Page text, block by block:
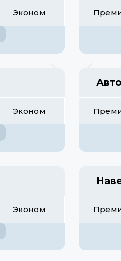
Эконом
Эконом
Эконом